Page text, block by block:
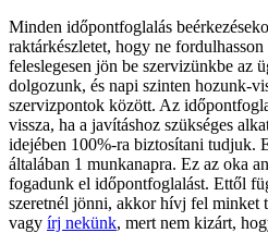
Minden időpontfoglalás
raktárkészletet, hogy ne
feleslegesen jön be szervizünkbe az
dolgozunk, és napi szinten hozunk-
szervizpontok között. Az
vissza, ha a javításhoz szükséges
idejében 100%-ra biztosítani tudjuk.
általában 1 munkanapra. Ez az oka
fogadunk el időpontfoglalást. Ettől
szeretnél jönni, akkor hívj fel minket
vagy írj nekünk, mert nem kizárt,